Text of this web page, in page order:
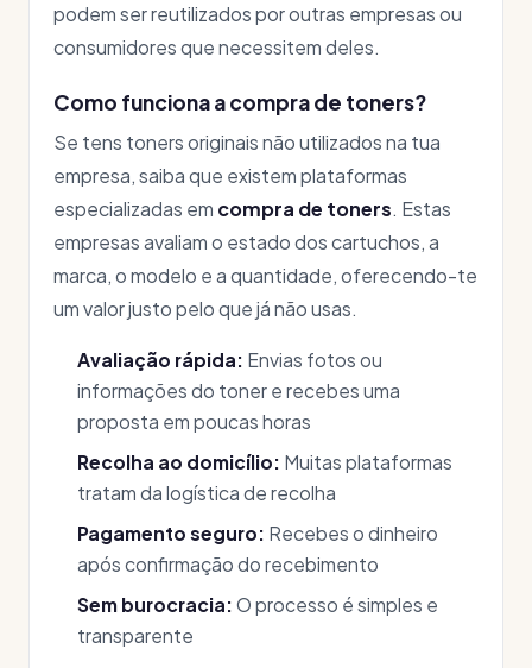
podem ser reutilizados por outras empresas ou
consumidores que necessitem deles.
Como funciona a compra de toners?
Se tens toners originais não utilizados na tua
empresa, saiba que existem plataformas
especializadas em compra de toners. Estas
empresas avaliam o estado dos cartuchos, a
marca, o modelo e a quantidade, oferecendo-te
um valor justo pelo que já não usas.
Avaliação rápida: Envias fotos ou
informações do toner e recebes uma
proposta em poucas horas
Recolha ao domicílio: Muitas plataformas
tratam da logística de recolha
Pagamento seguro: Recebes o dinheiro
após confirmação do recebimento
Sem burocracia: O processo é simples e
transparente